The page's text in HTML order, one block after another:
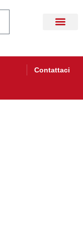
Contattaci